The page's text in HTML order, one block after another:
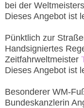
bei der
Dieses Angebot ist
Pünktlich zur
Handsigniertes
Zeitfahrweltmeister
Dieses Angebot ist
Besonderer WM-
Bundeskanzlerin